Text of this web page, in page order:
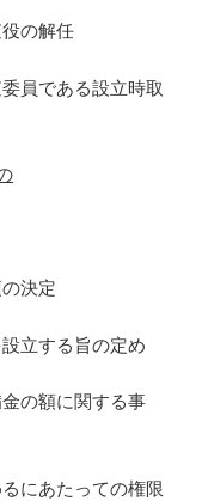
の解任
である設立時取
決定
する旨の定め
額に関する事
にあたっての権限